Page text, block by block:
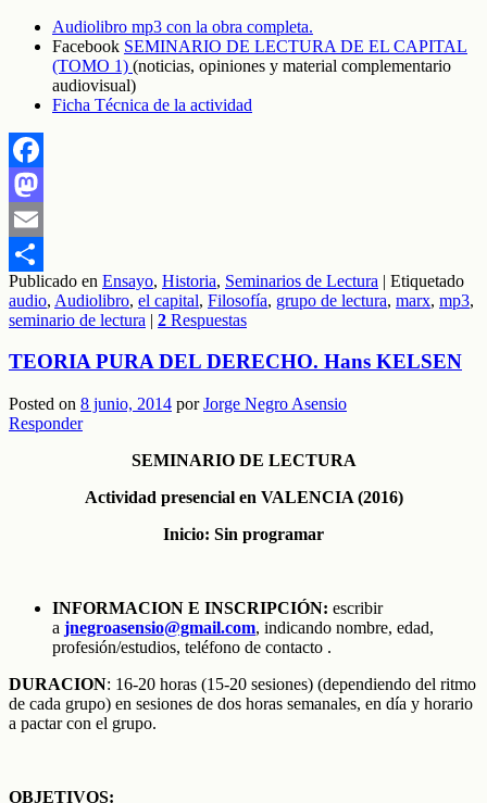
Audiolibro mp3 con la obra completa.
Facebook SEMINARIO DE LECTURA DE EL CAPITAL
(TOMO 1) (noticias, opiniones y material complementario
audiovisual)
Ficha Técnica de la actividad
Facebook
Mastodon
Email
Compartir
Publicado en Ensayo, Historia, Seminarios de Lectura | Etiquetado
audio, Audiolibro, el capital, Filosofía, grupo de lectura, marx, mp3,
seminario de lectura | 2 Respuestas
TEORIA PURA DEL DERECHO. Hans KELSEN
Posted on 8 junio, 2014 porJorge Negro Asensio
Responder
SEMINARIO DE LECTURA
Actividad presencial en VALENCIA (2016)
Inicio: Sin programar
INFORMACION E INSCRIPCIÓN: escribir
a jnegroasensio@gmail.com, indicando nombre, edad,
profesión/estudios, teléfono de contacto .
DURACION: 16-20 horas (15-20 sesiones) (dependiendo del ritmo
de cada grupo) en sesiones de dos horas semanales, en día y horario
a pactar con el grupo.
OBJETIVOS: